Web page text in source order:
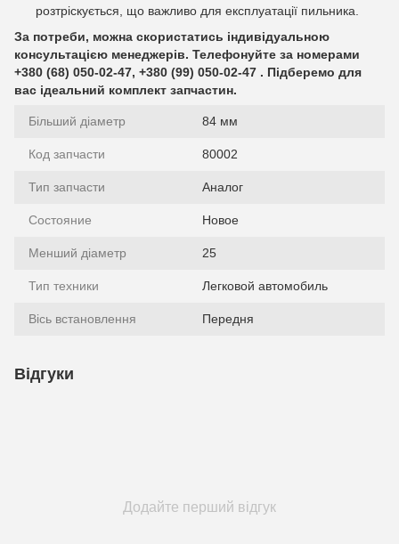
розтріскується, що важливо для експлуатації пильника.
За потреби, можна скористатись індивідуальною
консультацією менеджерів. Телефонуйте за номерами
+380 (68) 050-02-47, +380 (99) 050-02-47 . Підберемо для
вас ідеальний комплект запчастин.
Більший діаметр 84 мм
Код запчасти 80002
Тип запчасти Аналог
Состояние Новое
Менший діаметр 25
Тип техники Легковой автомобиль
Вісь встановлення Передня
Відгуки
Додайте перший відгук